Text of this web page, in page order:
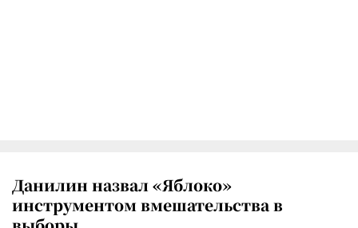
Данилин назвал «Яблоко»
инструментом вмешательства в